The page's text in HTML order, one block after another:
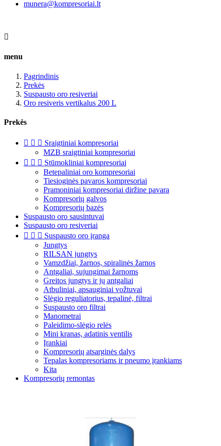
munera@kompresoriai.lt

menu
Pagrindinis
Prekės
Suspausto oro resiveriai
Oro resiveris vertikalus 200 L
Prekės
   Sraigtiniai kompresoriai
MZB sraigtiniai kompresoriai
   Stūmokliniai kompresoriai
Betepaliniai oro kompresoriai
Tiesioginės pavaros kompresoriai
Pramoniniai kompresoriai diržine pavara
Kompresorių galvos
Kompresorių bazės
Suspausto oro sausintuvai
Suspausto oro resiveriai
   Suspausto oro įranga
Jungtys
RILSAN jungtys
Vamzdžiai, žarnos, spiralinės žarnos
Antgaliai, sujungimai žarnoms
Greitos jungtys ir jų antgaliai
Atbuliniai, apsauginiai vožtuvai
Slėgio reguliatorius, tepalinė, filtrai
Suspausto oro filtrai
Manometrai
Paleidimo-slėgio relės
Mini kranas, adatinis ventilis
Įrankiai
Kompresorių atsarginės dalys
Tepalas kompresoriams ir pneumo įrankiams
Kita
Kompresorių remontas